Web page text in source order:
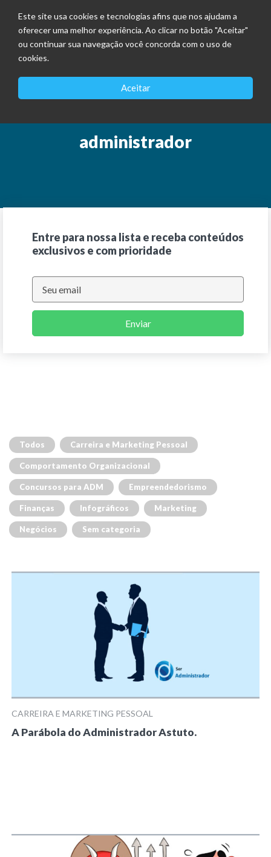
Este site usa cookies e tecnologias afins que nos ajudam a
oferecer uma melhor experiência. Ao clicar no botão "Aceitar"
ou continuar sua navegação você concorda com o uso de
cookies.
Aceitar
administrador
Entre para nossa lista e receba conteúdos
exclusivos e com prioridade
Enviar
Todos Carreira e Marketing Pessoal
Comportamento Organizacional
Concursos para ADM Empreendedorismo
Finanças Infográficos Marketing
Negócios Sem categoria
CARREIRA E MARKETING PESSOAL
A Parábola do Administrador Astuto.